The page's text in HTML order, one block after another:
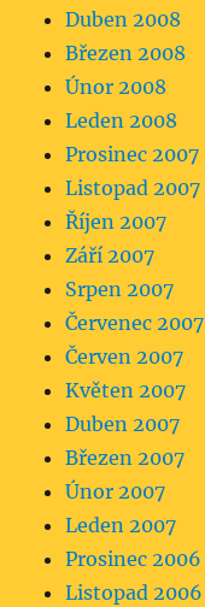
Duben 2008
Březen 2008
Únor 2008
Leden 2008
Prosinec 2007
Listopad 2007
Říjen 2007
Září 2007
Srpen 2007
Červenec 2007
Červen 2007
Květen 2007
Duben 2007
Březen 2007
Únor 2007
Leden 2007
Prosinec 2006
Listopad 2006